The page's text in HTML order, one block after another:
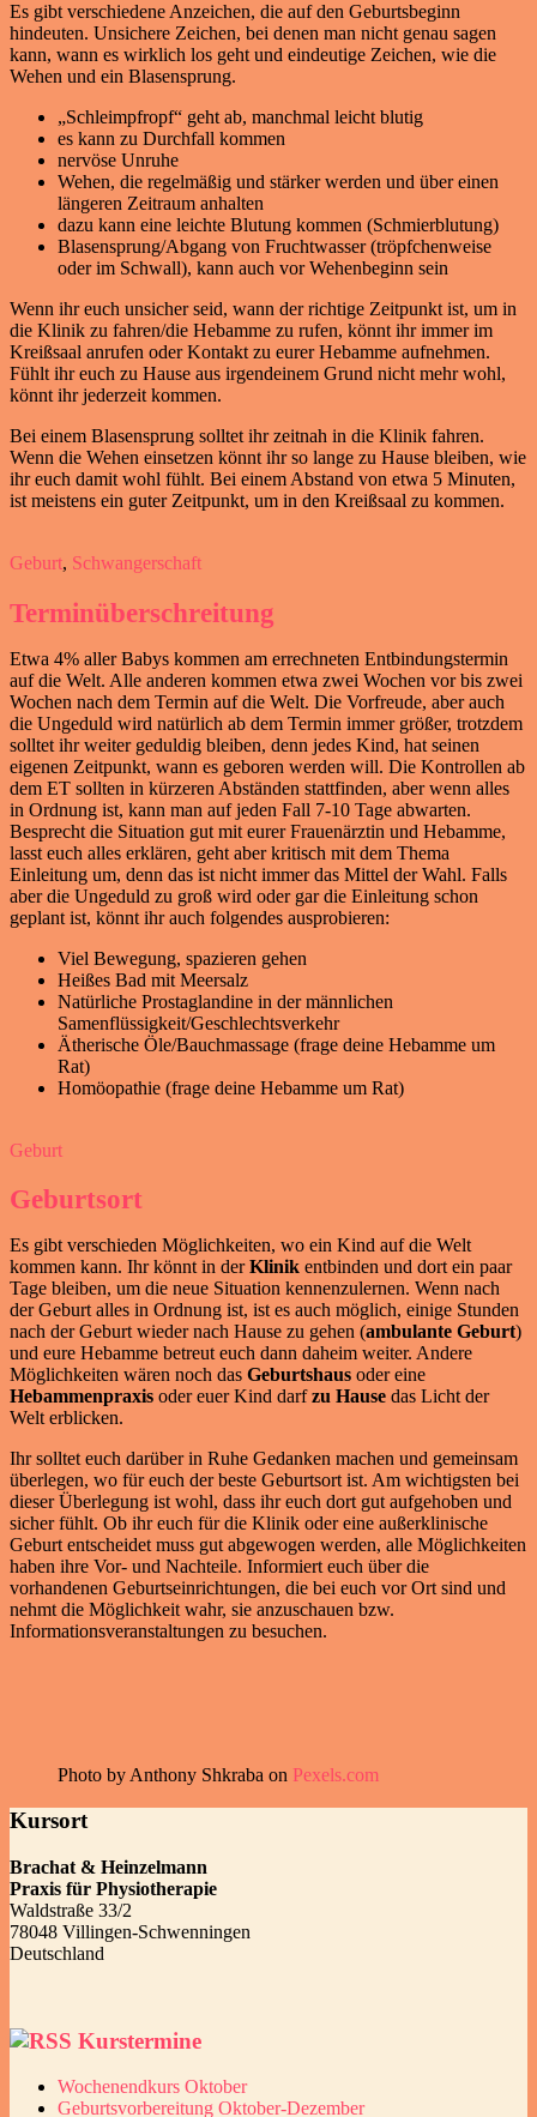
Es gibt verschiedene Anzeichen, die auf den Geburtsbeginn
hindeuten. Unsichere Zeichen, bei denen man nicht genau sagen
kann, wann es wirklich los geht und eindeutige Zeichen, wie die
Wehen und ein Blasensprung.
„Schleimpfropf“ geht ab, manchmal leicht blutig
es kann zu Durchfall kommen
nervöse Unruhe
Wehen, die regelmäßig und stärker werden und über einen
längeren Zeitraum anhalten
dazu kann eine leichte Blutung kommen (Schmierblutung)
Blasensprung/Abgang von Fruchtwasser (tröpfchenweise
oder im Schwall), kann auch vor Wehenbeginn sein
Wenn ihr euch unsicher seid, wann der richtige Zeitpunkt ist, um in
die Klinik zu fahren/die Hebamme zu rufen, könnt ihr immer im
Kreißsaal anrufen oder Kontakt zu eurer Hebamme aufnehmen.
Fühlt ihr euch zu Hause aus irgendeinem Grund nicht mehr wohl,
könnt ihr jederzeit kommen.
Bei einem Blasensprung solltet ihr zeitnah in die Klinik fahren.
Wenn die Wehen einsetzen könnt ihr so lange zu Hause bleiben, wie
ihr euch damit wohl fühlt. Bei einem Abstand von etwa 5 Minuten,
ist meistens ein guter Zeitpunkt, um in den Kreißsaal zu kommen.
Geburt, Schwangerschaft
Termin­überschreitung
Etwa 4% aller Babys kommen am errechneten Entbindungstermin
auf die Welt. Alle anderen kommen etwa zwei Wochen vor bis zwei
Wochen nach dem Termin auf die Welt. Die Vorfreude, aber auch
die Ungeduld wird natürlich ab dem Termin immer größer, trotzdem
solltet ihr weiter geduldig bleiben, denn jedes Kind, hat seinen
eigenen Zeitpunkt, wann es geboren werden will. Die Kontrollen ab
dem ET sollten in kürzeren Abständen stattfinden, aber wenn alles
in Ordnung ist, kann man auf jeden Fall 7-10 Tage abwarten.
Besprecht die Situation gut mit eurer Frauenärztin und Hebamme,
lasst euch alles erklären, geht aber kritisch mit dem Thema
Einleitung um, denn das ist nicht immer das Mittel der Wahl. Falls
aber die Ungeduld zu groß wird oder gar die Einleitung schon
geplant ist, könnt ihr auch folgendes ausprobieren:
Viel Bewegung, spazieren gehen
Heißes Bad mit Meersalz
Natürliche Prostaglandine in der männlichen
Samenflüssigkeit/Geschlechtsverkehr
Ätherische Öle/Bauchmassage (frage deine Hebamme um
Rat)
Homöopathie (frage deine Hebamme um Rat)
Geburt
Geburtsort
Es gibt verschieden Möglichkeiten, wo ein Kind auf die Welt
kommen kann. Ihr könnt in derKlinik entbinden und dort ein paar
Tage bleiben, um die neue Situation kennenzulernen. Wenn nach
der Geburt alles in Ordnung ist, ist es auch möglich, einige Stunden
nach der Geburt wieder nach Hause zu gehen (ambulante Geburt)
und eure Hebamme betreut euch dann daheim weiter. Andere
Möglichkeiten wären noch das Geburtshaus oder eine
Hebammenpraxis oder euer Kind darfzu Hause das Licht der
Welt erblicken.
Ihr solltet euch darüber in Ruhe Gedanken machen und gemeinsam
überlegen, wo für euch der beste Geburtsort ist. Am wichtigsten bei
dieser Überlegung ist wohl, dass ihr euch dort gut aufgehoben und
sicher fühlt. Ob ihr euch für die Klinik oder eine außerklinische
Geburt entscheidet muss gut abgewogen werden, alle Möglichkeiten
haben ihre Vor- und Nachteile. Informiert euch über die
vorhandenen Geburtseinrichtungen, die bei euch vor Ort sind und
nehmt die Möglichkeit wahr, sie anzuschauen bzw.
Informationsveranstaltungen zu besuchen.
Photo by Anthony Shkraba on Pexels.com
Kursort
Brachat & Heinzelmann
Praxis für Physiotherapie
Waldstraße 33/2
78048 Villingen-Schwenningen
Deutschland
Kurstermine
Wochenendkurs Oktober
Geburtsvorbereitung Oktober-Dezember